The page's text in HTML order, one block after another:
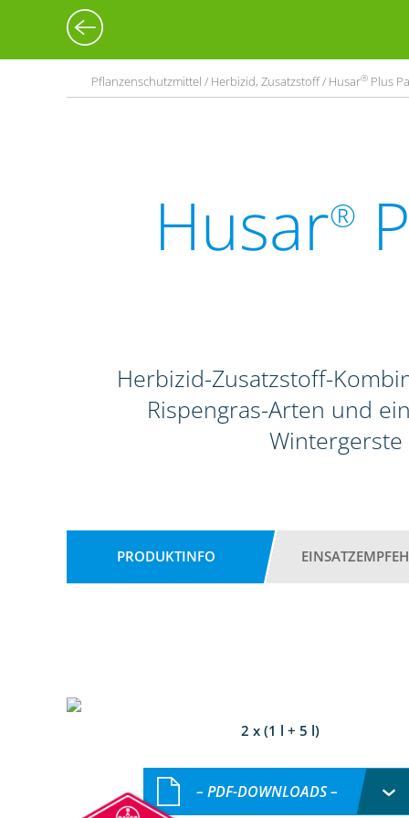
Pflanzenschutzmittel / Herbizid, Zusatzstoff / Husar® Plus
Husar®
Herbizid-Zusatzstoff-
Rispengras-Arten und
PRODUKTINFO
2 x (1 l + 5 l)
– PDF-DOWNLOADS –